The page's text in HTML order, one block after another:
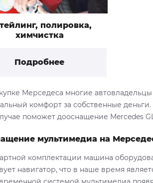
полировка,
химчистка
Подробнее
Мерседеса многие
комфорт за собственные
поможет дооснащение Mercedes
мультимедиа на
комплектации машина
навигатор, что в наше время